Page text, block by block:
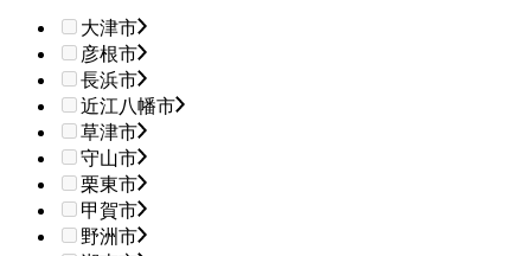
大津市
彦根市
長浜市
近江八幡市
草津市
守山市
栗東市
甲賀市
野洲市